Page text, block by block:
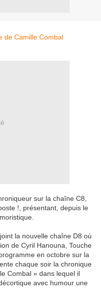
sur la chaîne C8,
!, présentant, depuis le
la nouvelle chaîne D8 où
de Cyril Hanouna, Touche
en octobre sur la
chaque soir la chronique
Combal » dans lequel il
avec humour une